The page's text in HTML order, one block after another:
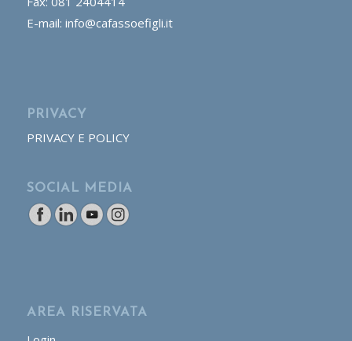
E-mail: info@cafassoefigli.it
PRIVACY
PRIVACY E POLICY
SOCIAL MEDIA
AREA RISERVATA